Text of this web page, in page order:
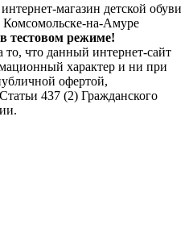
магазин детской обуви
Комсомольске-на-Амуре
тестовом режиме!
что данный интернет-сайт
характер и ни при
офертой,
437 (2) Гражданского